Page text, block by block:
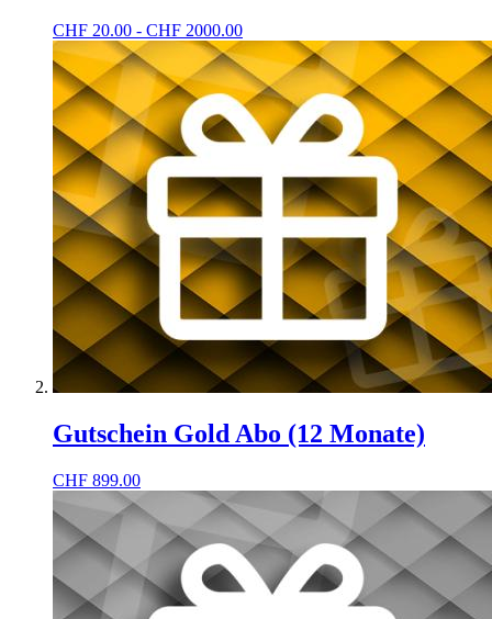
CHF 20.00 - CHF 2000.00
Gutschein Gold Abo (12 Monate)
CHF 899.00